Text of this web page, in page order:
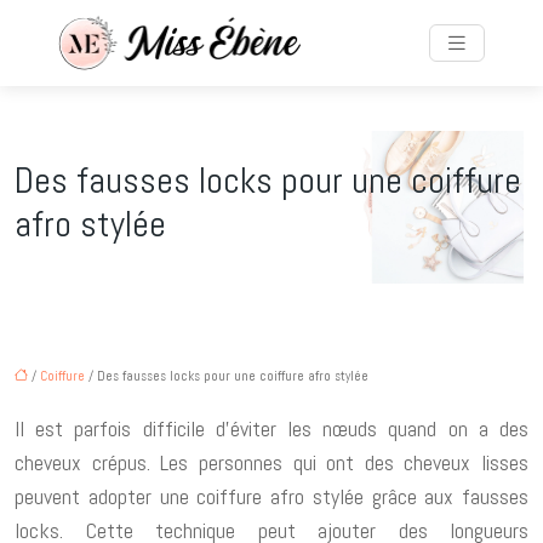
Des fausses locks pour une coiffure
afro stylée
/ Coiffure / Des fausses locks pour une coiffure afro stylée
Il est parfois difficile d’éviter les nœuds quand on a des
cheveux crépus. Les personnes qui ont des cheveux lisses
peuvent adopter une coiffure afro stylée grâce aux fausses
locks. Cette technique peut ajouter des longueurs